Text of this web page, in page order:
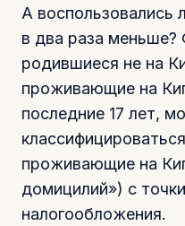
А воспользовались
в два раза меньше?
родившиеся не на
проживающие на
последние 17 лет,
проживающие на
домицилий») с
налогообложения.